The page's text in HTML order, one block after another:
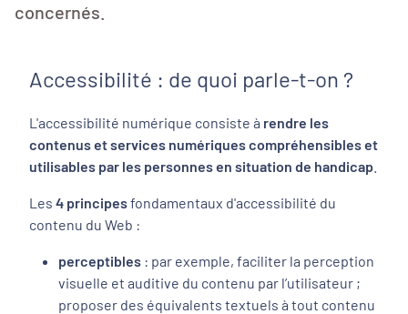
concernés.
Accessibilité : de quoi parle-t-on ?
L'accessibilité numérique consiste à rendre les
contenus et services numériques compréhensibles et
utilisables par les personnes en situation de handicap
Les 4 principesfondamentaux d'accessibilité du
contenu du Web :
perceptibles : par exemple, faciliter la perception
visuelle et auditive du contenu par l’utilisateur ;
proposer des équivalents textuels à tout contenu